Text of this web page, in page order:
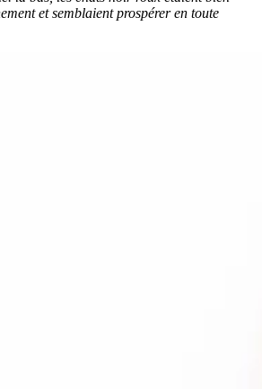
et semblaient prospérer en toute